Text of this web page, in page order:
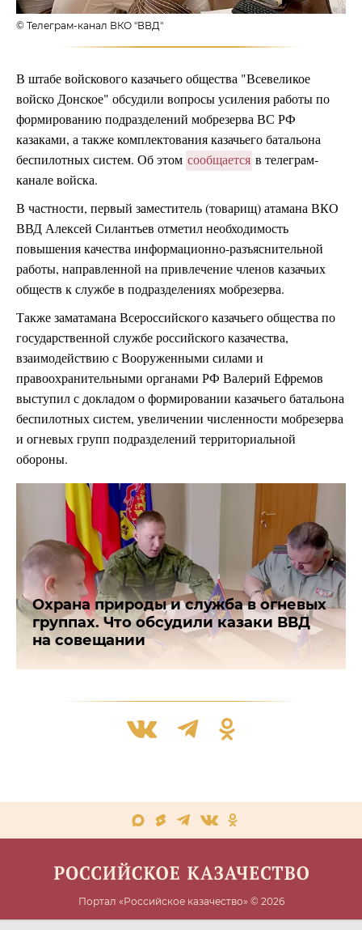
© Телеграм-канал ВКО "ВВД"
В штабе войскового казачьего общества "Всевеликое
войско Донское" обсудили вопросы усиления работы по
формированию подразделений мобрезерва ВС РФ
казаками, а также комплектования казачьего батальона
беспилотных систем. Об этом сообщается в телеграм-
канале войска.
В частности, первый заместитель (товарищ) атамана ВКО
ВВД Алексей Силантьев отметил необходимость
повышения качества информационно-разъяснительной
работы, направленной на привлечение членов казачьих
обществ к службе в подразделениях мобрезерва.
Также заматамана Всероссийского казачьего общества по
государственной службе российского казачества,
взаимодействию с Вооруженными силами и
правоохранительными органами РФ Валерий Ефремов
выступил с докладом о формировании казачьего батальона
беспилотных систем, увеличении численности мобрезерва
и огневых групп подразделений территориальной
обороны.
Охрана природы и служба в огневых
группах. Что обсудили казаки ВВД
на совещании
Портал «Российское казачество» © 2026